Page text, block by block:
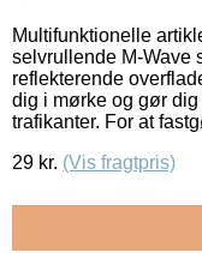
Multifunktionelle
selvrullende M-Wave
reflekterende
dig i mørke og gør
trafikanter. For at
29 kr. (Vis fragtpris)